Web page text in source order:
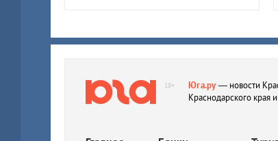
18+ Юга.ру— новости
Краснодарского края